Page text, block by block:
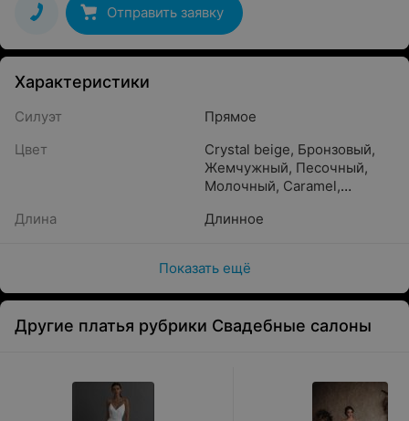
Отправить заявку
Характеристики
Силуэт
Прямое
Цвет
Crystal beige, Бронзовый,
Жемчужный, Песочный,
Молочный, Caramel,
Капучино
розовый
Золотистый
Длина Длинное
Показать ещё
Другие платья рубрики Свадебные салоны